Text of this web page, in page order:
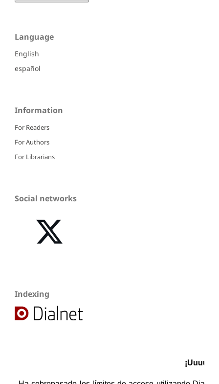
Language
English
español
Information
For Readers
For Authors
For Librarians
Social networks
Indexing